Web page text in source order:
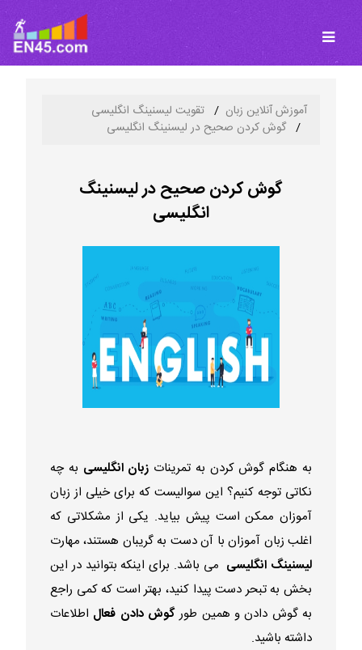
آموزش آنلاین زبان
تقویت لیسنینگ انگلیسی
گوش کردن صحیح در لیسنینگ انگلیسی
گوش کردن صحیح در لیسنینگ
انگلیسی
به هنگام گوش کردن به تمرینات زبان انگلیسی به چه
نکاتی توجه کنیم؟ این سوالیست که برای خیلی از زبان
آموزان ممکن است پیش بیاید. یکی از مشکلاتی که
اغلب زبان آموزان با آن دست به گریبان هستند، مهارت
لیسنینگ انگلیسی می باشد. برای اینکه بتوانید در این
بخش به تبحر دست پیدا کنید، بهتر است که کمی راجع
به گوش دادن و همین طورگوش دادن فعال اطلاعات
داشته باشید.